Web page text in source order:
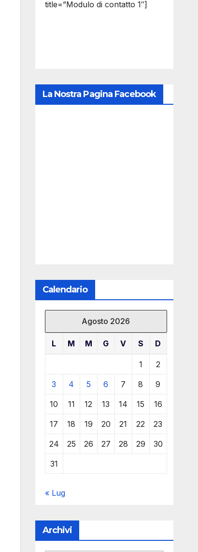
title=”Modulo di contatto 1″]
La Nostra Pagina Facebook
Calendario
Agosto 2026
L M M G V S D
1 2
3 4 5 6 7 8 9
10 11 12 13 14 15 16
17 18 19 20 21 22 23
24 25 26 27 28 29 30
31
« Lug
Archivi